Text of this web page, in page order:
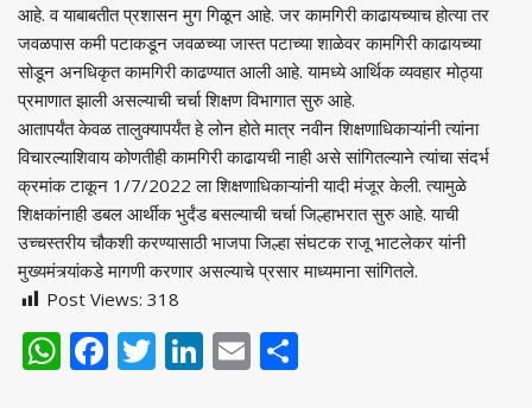
आहे. व याबाबतीत प्रशासन मुग गिळून आहे. जर कामगिरी काढायच्याच होत्या तर
जवळपास कमी पटाकडून जवळच्या जास्त पटाच्या शाळेवर कामगिरी काढायच्या
सोडून अनधिकृत कामगिरी काढण्यात आली आहे. यामध्ये आर्थिक व्यवहार मोठ्या
प्रमाणात झाली असल्याची चर्चा शिक्षण विभागात सुरु आहे.
आतापर्यंत केवळ तालुक्यापर्यंत हे लोन होते मात्र नवीन शिक्षणाधिकाऱ्यांनी त्यांना
विचारल्याशिवाय कोणतीही कामगिरी काढायची नाही असे सांगितल्याने त्यांचा संदर्भ
क्रमांक टाकून 1/7/2022 ला शिक्षणाधिकाऱ्यांनी यादी मंजूर केली. त्यामुळे
शिक्षकांनाही डबल आर्थीक भुर्दंड बसल्याची चर्चा जिल्हाभरात सुरु आहे. याची
उच्चस्तरीय चौकशी करण्यासाठी भाजपा जिल्हा संघटक राजू भाटलेकर यांनी
मुख्यमंत्र्यांकडे मागणी करणार असल्याचे प्रसार माध्यमाना सांगितले.
Post Views: 318
WhatsApp
Facebook
Twitter
LinkedIn
Email